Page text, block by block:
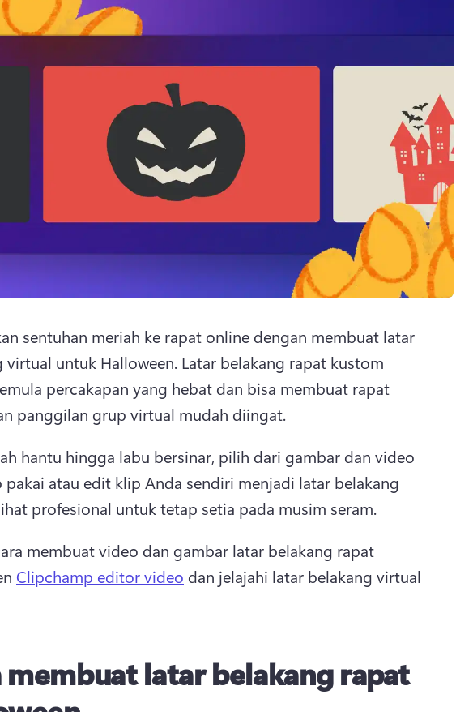
sentuhan meriah ke rapat online dengan membuat latar
virtual untuk Halloween. Latar belakang rapat kustom
percakapan yang hebat dan bisa membuat rapat
panggilan grup virtual mudah diingat.
hantu hingga labu bersinar, pilih dari gambar dan video
pakai atau edit klip Anda sendiri menjadi latar belakang
profesional untuk tetap setia pada musim seram.
membuat video dan gambar latar belakang rapat
Clipchamp editor video dan jelajahi latar belakang virtual
membuat latar belakang rapat